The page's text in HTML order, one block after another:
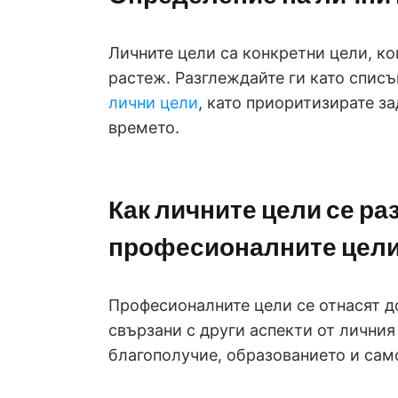
Личните цели са конкретни цели,
растеж. Разглеждайте ги като
лични цели, като приоритизирате
времето.
Как личните цели се
професионалните
Професионалните цели се отнасят
свързани с други аспекти от
благополучие, образованието и